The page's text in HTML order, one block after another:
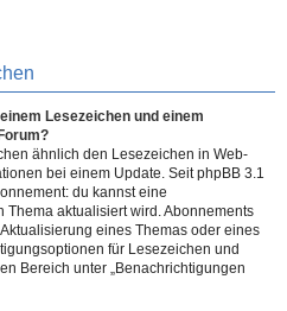
Lesezeichen und einem
ähnlich den Lesezeichen in Web-
bei einem Update. Seit phpBB 3.1
du kannst eine
aktualisiert wird. Abonnements
eines Themas oder eines
für Lesezeichen und
Bereich unter „Benachrichtigungen